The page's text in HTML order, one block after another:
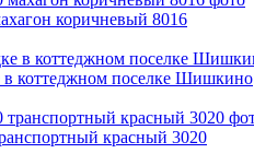
коричневый 8016
в коттеджном поселке Шишкино
красный 3020